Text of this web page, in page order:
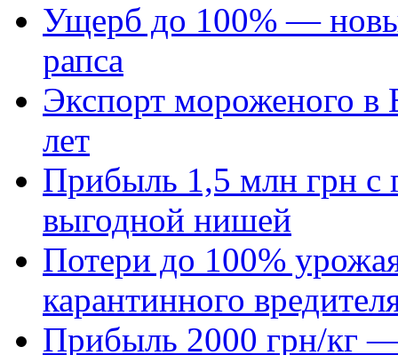
Ущерб до 100% —
рапса
Экспорт мороженого в
лет
Прибыль 1,5 млн грн с
выгодной нишей
Потери до 100%
карантинного
Прибыль 2000 грн/кг —